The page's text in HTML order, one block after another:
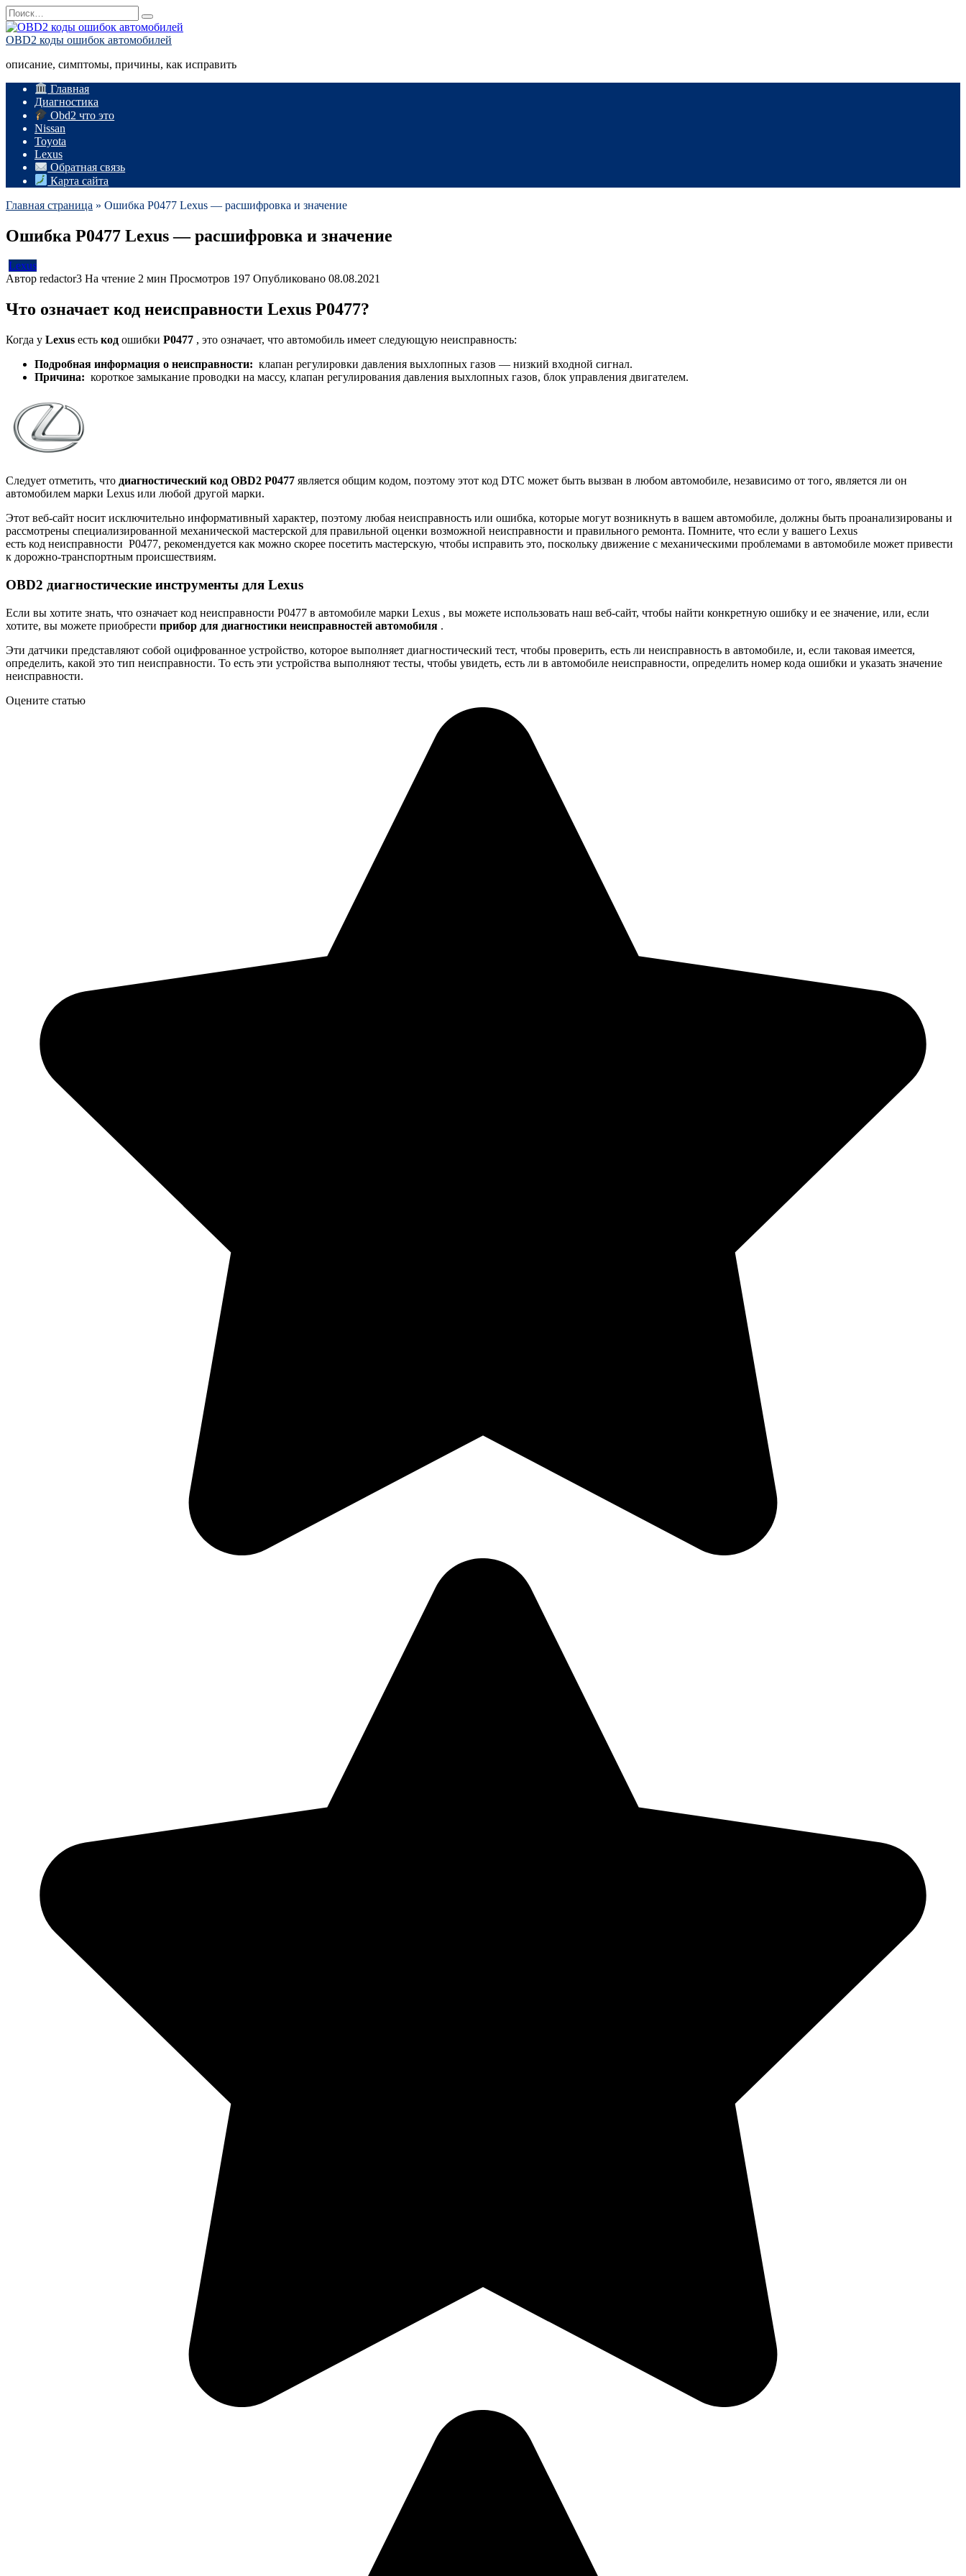
Перейти
к
содержанию
Search
for:
OBD2 коды ошибок автомобилей
описание, симптомы, причины, как исправить
Главная
Диагностика
Obd2 что это
Nissan
Toyota
Lexus
Обратная связь
Карта сайта
Главная страница » Ошибка P0477 Lexus — расшифровка и значение
Ошибка P0477 Lexus — расшифровка и значение
Lexus
Автор redactor3 На чтение 2 мин Просмотров 197 Опубликовано 08.08.2021
Что означает код неисправности Lexus P0477?
Когда у Lexus есть код ошибки P0477 , это означает, что автомобиль имеет следующую неисправность:
Подробная информация о неисправности: клапан регулировки давления выхлопных газов — низкий входной сигнал.
Причина: короткое замыкание проводки на массу, клапан регулирования давления выхлопных газов, блок управления двигателем.
Следует отметить, что диагностический код OBD2 P0477 является общим кодом, поэтому этот код DTC может быть вызван в любом автомобиле, независимо от того, является ли он
автомобилем марки Lexus или любой другой марки.
Этот веб-сайт носит исключительно информативный характер, поэтому любая неисправность или ошибка, которые могут возникнуть в вашем автомобиле, должны быть проанализированы и
рассмотрены специализированной механической мастерской для правильной оценки возможной неисправности и правильного ремонта. Помните, что если у вашего Lexus
есть код неисправности P0477, рекомендуется как можно скорее посетить мастерскую, чтобы исправить это, поскольку движение с механическими проблемами в автомобиле может привести
к дорожно-транспортным происшествиям.
OBD2 диагностические инструменты для Lexus
Если вы хотите знать, что означает код неисправности P0477 в автомобиле марки Lexus , вы можете использовать наш веб-сайт, чтобы найти конкретную ошибку и ее значение, или, если
хотите, вы можете приобрести прибор для диагностики неисправностей автомобиля .
Эти датчики представляют собой оцифрованное устройство, которое выполняет диагностический тест, чтобы проверить, есть ли неисправность в автомобиле, и, если таковая имеется,
определить, какой это тип неисправности. То есть эти устройства выполняют тесты, чтобы увидеть, есть ли в автомобиле неисправности, определить номер кода ошибки и указать значение
неисправности.
Оцените статью